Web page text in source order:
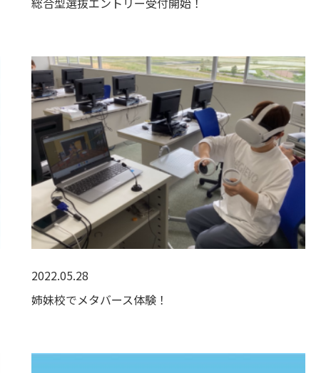
2022.05.28
姉妹校でメタバース体験！